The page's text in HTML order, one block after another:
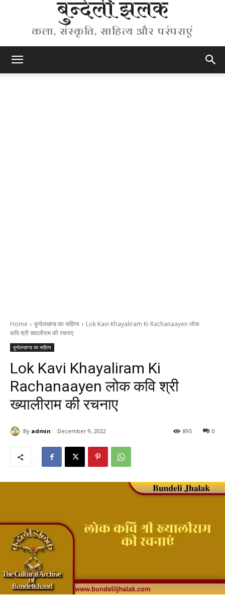
बुन्देली झलक
कला, संस्कृति, साहित्य और परंपराएं
Home बुन्देलखण्ड का सहित्य
Lok Kavi Khayaliram Ki Rachanaayen लोक
कवि श्री ख्यालीराम की रचनाए
बुन्देलखण्ड का सहित्य
Lok Kavi Khayaliram Ki
Rachanaayen लोक कवि श्री
ख्यालीराम की रचनाए
By admin December 9, 2022 0
895